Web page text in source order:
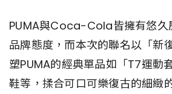
PUMA與Coca-Cola皆擁有悠久
品牌態度，而本次的聯名以「新
塑PUMA的經典單品如「T7運動
鞋等，揉合可口可樂復古的細緻